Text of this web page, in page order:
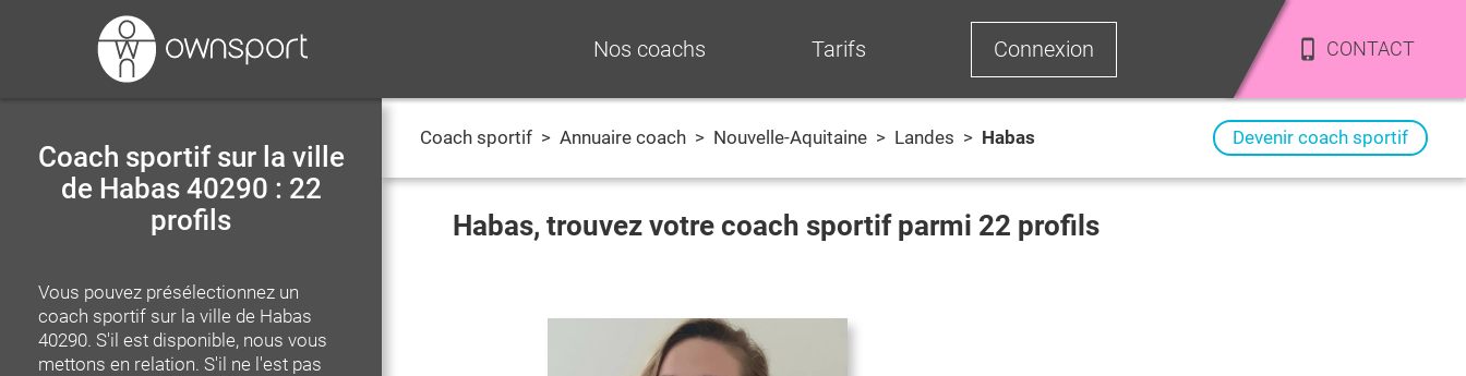
Nos coachs Tarifs Connexion CONTACT
Coach sportif sur la ville
de Habas 40290 : 22
profils
Vous pouvez présélectionnez un
coach sportif sur la ville de Habas
40290. S'il est disponible, nous vous
mettons en relation. S'il ne l'est pas
Coach sportif > Annuaire coach > Nouvelle-Aquitaine > Landes > Habas Devenir coach sportif
Habas, trouvez votre coach sportif parmi 22 profils